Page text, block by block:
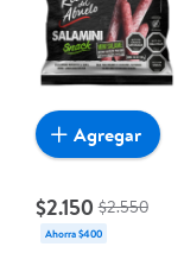
$2.150 $2.550
Ahorra $400
Agregar